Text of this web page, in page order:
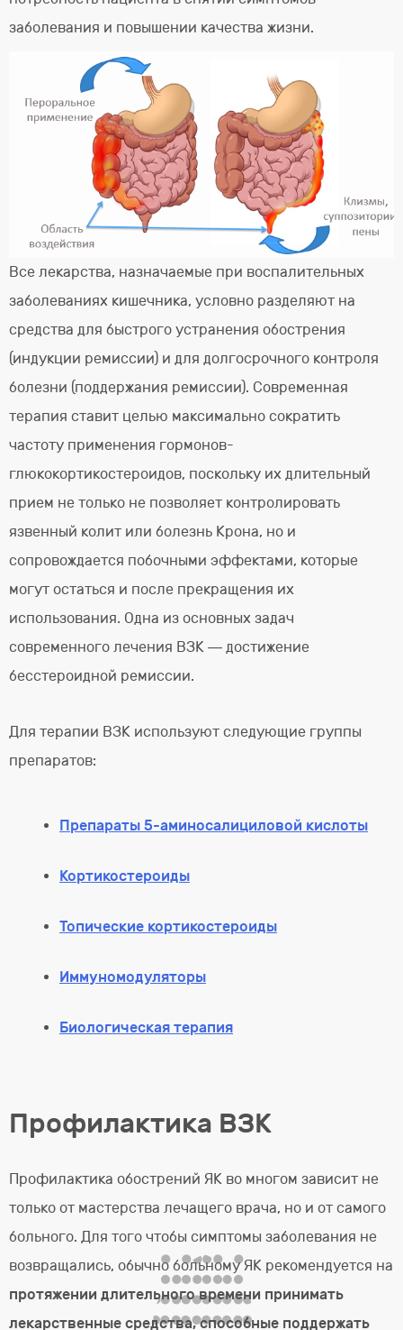
заболевания и повышении качества жизни.
Все лекарства, назначаемые при воспалительных
заболеваниях кишечника, условно разделяют на
средства для быстрого устранения обострения
(индукции ремиссии) и для долгосрочного контроля
болезни (поддержания ремиссии). Современная
терапия ставит целью максимально сократить
частоту применения гормонов-
глюкокортикостероидов, поскольку их длительный
прием не только не позволяет контролировать
язвенный колит или болезнь Крона, но и
сопровождается побочными эффектами, которые
могут остаться и после прекращения их
использования. Одна из основных задач
современного лечения ВЗК — достижение
бесстероидной ремиссии.
Для терапии ВЗК используют следующие группы
препаратов:
Препараты 5-аминосалициловой кислоты
Кортикостероиды
Топические кортикостероиды
Иммуномодуляторы
Биологическая терапия
Профилактика ВЗК
Профилактика обострений ЯК во многом зависит не
только от мастерства лечащего врача, но и от самого
больного. Для того чтобы симптомы заболевания не
возвращались, обычно больному ЯК рекомендуется на
протяжении длительного времени принимать
лекарственные средства, способные поддержать